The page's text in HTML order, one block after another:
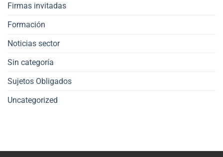
Firmas invitadas
Formación
Noticias sector
Sin categoría
Sujetos Obligados
Uncategorized